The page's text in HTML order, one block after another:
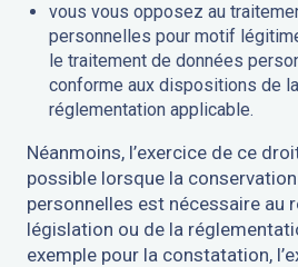
vous vous opposez au
personnelles pour motif
le traitement de données
conforme aux dispositions de
réglementation applicable.
Néanmoins, l’exercice de ce
possible lorsque la
personnelles est nécessaire au
législation ou de la
exemple pour la constatation,